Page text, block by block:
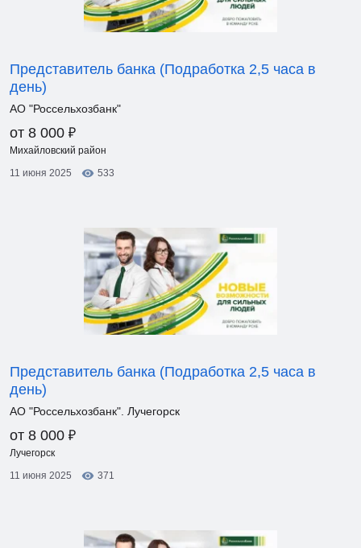
Представитель банка (Подработка 2,5 часа в
день)
АО "Россельхозбанк"
от 8 000 ₽
Михайловский район
11 июня 2025
533
Представитель банка (Подработка 2,5 часа в
день)
АО "Россельхозбанк". Лучегорск
от 8 000 ₽
Лучегорск
11 июня 2025
371